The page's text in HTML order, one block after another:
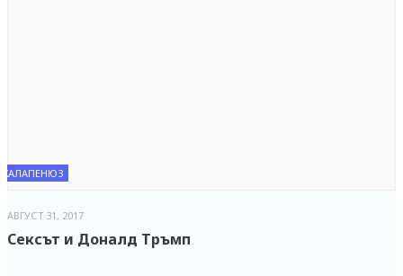
ХАЛАПЕНЮЗ
АВГУСТ 31, 2017
Сексът и Доналд Тръмп